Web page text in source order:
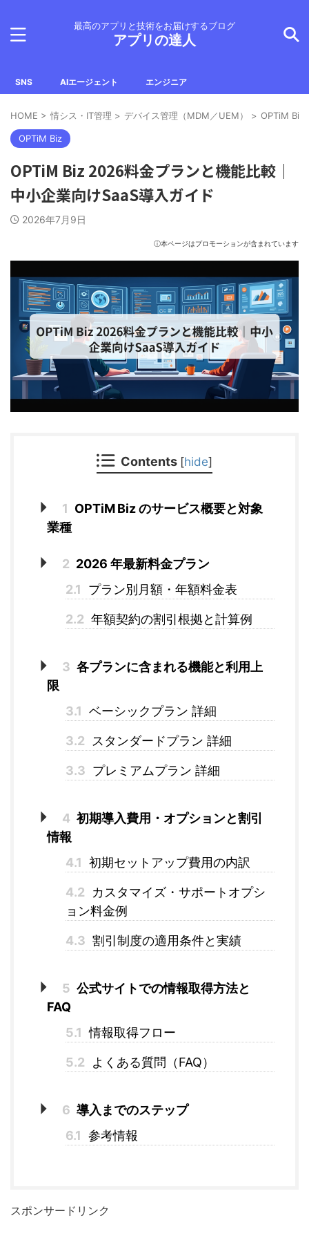
最高のアプリと技術をお届けするブログ
アプリの達人
SNS AIエージェント エンジニア
HOME > 情シス・IT管理 > デバイス管理（MDM／UEM） > OPTiM Biz
OPTiM Biz
OPTiM Biz 2026料金プランと機能比較｜
中小企業向けSaaS導入ガイド
2026年7月9日
ⓘ本ページはプロモーションが含まれています
Contents [hide]
1 OPTiM Biz のサービス概要と対象
業種
2 2026 年最新料金プラン
2.1
プラン別月額・年額料金表
2.2 年額契約の割引根拠と計算例
3 各プランに含まれる機能と利用上
限
3.1 ベーシックプラン 詳細
3.2 スタンダードプラン 詳細
3.3 プレミアムプラン 詳細
4 初期導入費用・オプションと割引
情報
4.1 初期セットアップ費用の内訳
4.2
カスタマイズ・サポートオプシ
ョン料金例
4.3 割引制度の適用条件と実績
5 公式サイトでの情報取得方法と
FAQ
5.1 情報取得フロー
5.2 よくある質問（FAQ）
6 導入までのステップ
6.1 参考情報
スポンサードリンク